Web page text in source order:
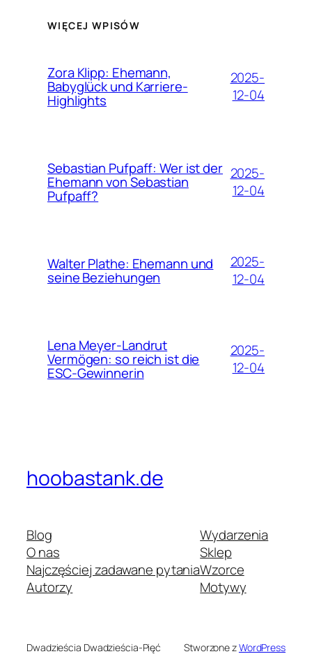
WIĘCEJ WPISÓW
Zora Klipp: Ehemann,
Babyglück und Karriere-
Highlights
2025-
12-04
Sebastian Pufpaff: Wer ist der
Ehemann von Sebastian
Pufpaff?
2025-
12-04
Walter Plathe: Ehemann und
seine Beziehungen
2025-
12-04
Lena Meyer-Landrut
Vermögen: so reich ist die
ESC-Gewinnerin
2025-
12-04
hoobastank.de
Blog
O nas
Najczęściej zadawane pytania
Autorzy
Wydarzenia
Sklep
Wzorce
Motywy
Dwadzieścia Dwadzieścia-Pięć Stworzone zWordPress